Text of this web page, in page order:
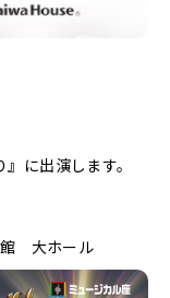
に出演します。
館 大ホール